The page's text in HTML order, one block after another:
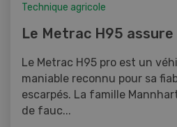
Technique agricole
Le Metrac H95 assure
Le Metrac H95 pro est un
maniable reconnu pour sa
escarpés. La famille
de fauc...